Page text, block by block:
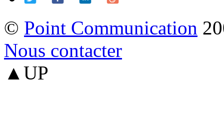
© Point Communication
Nous contacter
▲UP